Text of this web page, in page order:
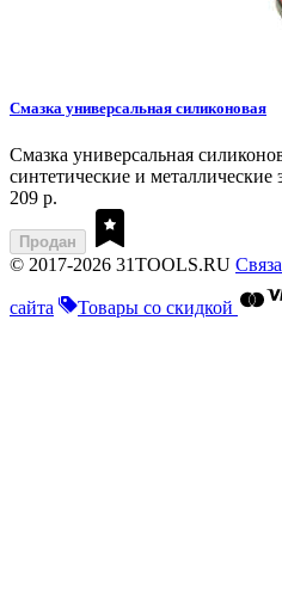
Смазка универсальная силиконовая
Смазка универсальная
синтетические и металлические
209 р.
Продан
© 2017-2026 31TOOLS.RU
сайта Товары со скидкой